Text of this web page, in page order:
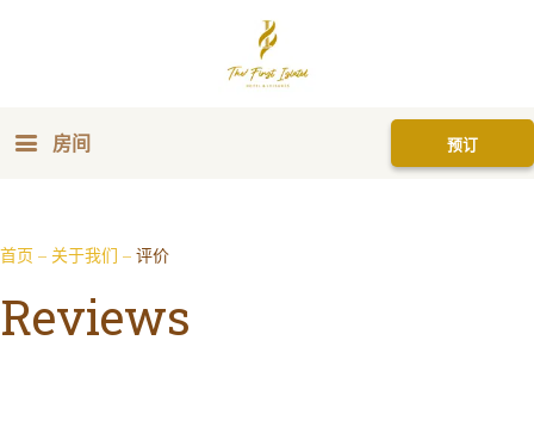
房间 预订
首页 – 关于我们 – 评价
Reviews